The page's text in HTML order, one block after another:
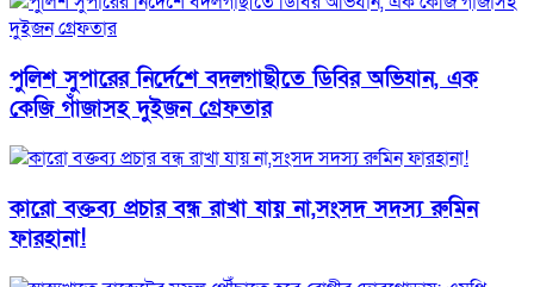
পুলিশ সুপারের নির্দেশে বদলগাছীতে ডিবির অভিযান, এক
কেজি গাঁজাসহ দুইজন গ্রেফতার
কারো বক্তব্য প্রচার বন্ধ রাখা যায় না,সংসদ সদস্য রুমিন
ফারহানা!